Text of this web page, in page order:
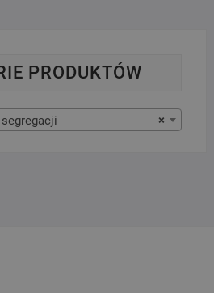
PRODUKTÓW
×